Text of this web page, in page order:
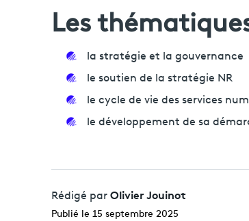
Les
la stratégie et la gouvernance
le soutien de la stratégie NR
le cycle de vie des services
le développement de sa
Rédigé par Olivier Jouinot
Publié le 15 septembre 2025